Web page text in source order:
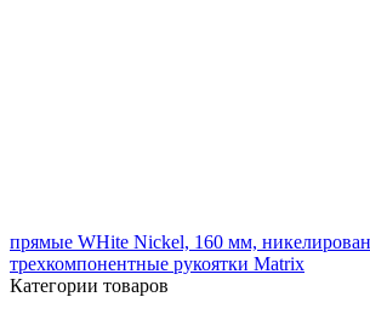
прямые WHite Nickel, 160 мм,
трехкомпонентные рукоятки Matrix
Категории товаров